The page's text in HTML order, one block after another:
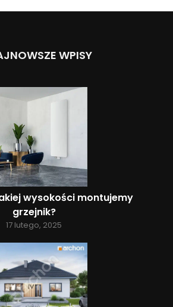
WPISY
wysokości montujemy
grzejnik?
17 lutego, 2025